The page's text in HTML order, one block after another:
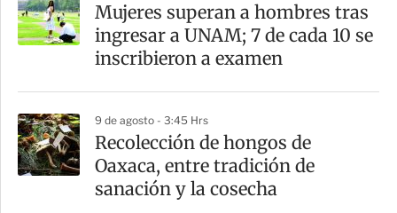
Mujeres superan a hombres tras
ingresar a UNAM; 7 de cada 10 se
inscribieron a examen
9 de agosto - 3:45 Hrs
Recolección de hongos de
Oaxaca, entre tradición de
sanación y la cosecha